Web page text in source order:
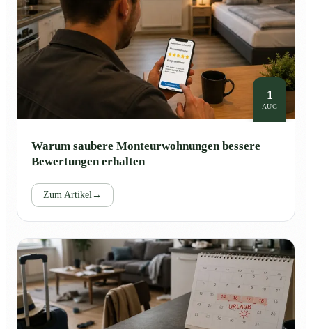
1
AUG
Warum saubere Monteurwohnungen bessere
Bewertungen erhalten
Zum Artikel →